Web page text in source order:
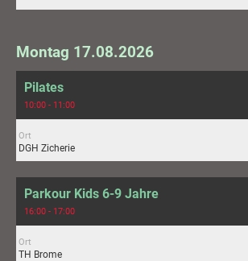
Montag 17.08.2026
Pilates
10:00 - 11:00
Ort
DGH Zicherie
Parkour Kids 6-9 Jahre
16:00 - 17:00
Ort
TH Brome